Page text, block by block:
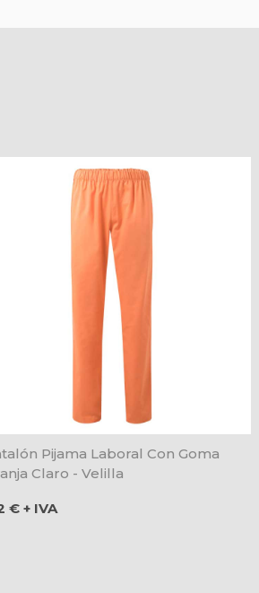
Pijama Laboral Con Goma
Claro - Velilla
€ + IVA